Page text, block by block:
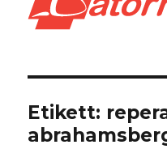
Etikett: